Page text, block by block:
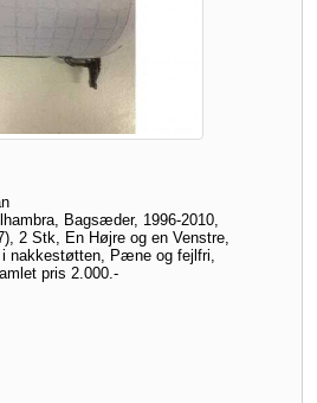
Bagsæder, 1996-2010,
2 Stk, En Højre og en Venstre,
nakkestøtten, Pæne og fejlfri,
pris 2.000.-